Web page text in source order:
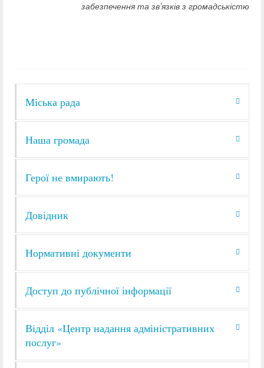
забезпечення та звʼязків з громадськістю
Міська рада
Наша громада
Герої не вмирають!
Довідник
Нормативні документи
Доступ до публічної інформації
Відділ «Центр надання адміністративних
послуг»